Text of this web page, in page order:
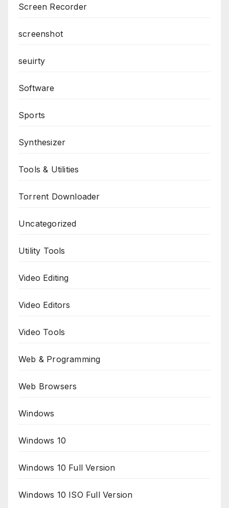
Screen Recorder
screenshot
seuirty
Software
Sports
Synthesizer
Tools & Utilities
Torrent Downloader
Uncategorized
Utility Tools
Video Editing
Video Editors
Video Tools
Web & Programming
Web Browsers
Windows
Windows 10
Windows 10 Full Version
Windows 10 ISO Full Version